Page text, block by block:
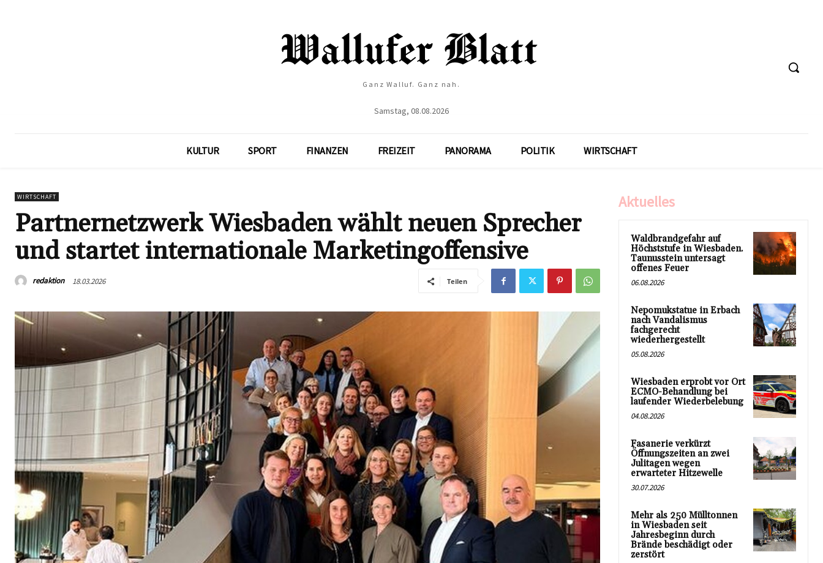
Ganz Walluf. Ganz nah.
Samstag, 08.08.2026
KULTUR SPORT FINANZEN FREIZEIT PANORAMA POLITIK WIRTSCHAFT
WIRTSCHAFT
Partnernetzwerk Wiesbaden wählt neuen Sprecher
und startet internationale Marketingoffensive
redaktion 18.03.2026 Teilen
Aktuelles
Waldbrandgefahr auf
Höchststufe in Wiesbaden.
Taunusstein untersagt
offenes Feuer
06.08.2026
Nepomukstatue in Erbach
nach Vandalismus
fachgerecht
wiederhergestellt
05.08.2026
Wiesbaden erprobt vor Ort
ECMO-Behandlung bei
laufender Wiederbelebung
04.08.2026
Fasanerie verkürzt
Öffnungszeiten an zwei
Julitagen wegen
erwarteter Hitzewelle
30.07.2026
Mehr als 250 Mülltonnen
in Wiesbaden seit
Jahresbeginn durch
Brände beschädigt oder
zerstört